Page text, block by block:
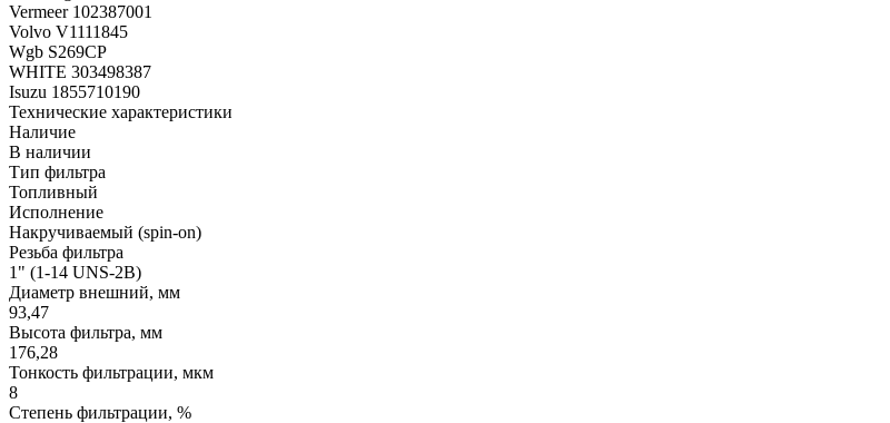
Vermeer 102387001
Volvo V1111845
Wgb S269CP
WHITE 303498387
Isuzu 1855710190
Технические характеристики
Наличие
В наличии
Тип фильтра
Топливный
Исполнение
Накручиваемый (spin-on)
Резьба фильтра
1" (1-14 UNS-2B)
Диаметр внешний, мм
93,47
Высота фильтра, мм
176,28
Тонкость фильтрации, мкм
8
Степень фильтрации, %